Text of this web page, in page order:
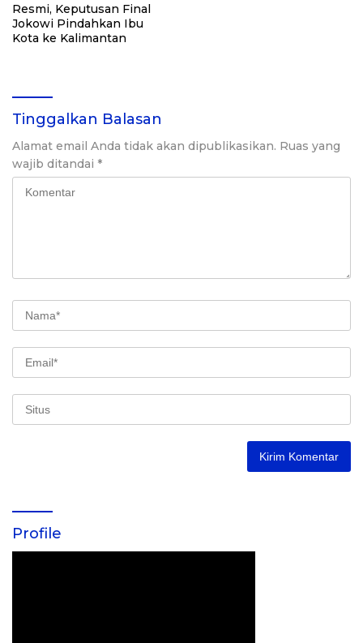
Resmi, Keputusan Final
Jokowi Pindahkan Ibu
Kota ke Kalimantan
Tinggalkan Balasan
Alamat email Anda tidak akan dipublikasikan. Ruas yang
wajib ditandai *
Profile